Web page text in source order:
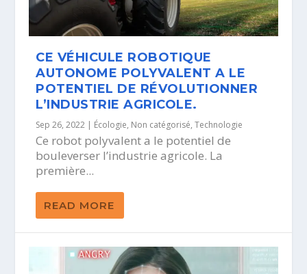
CE VÉHICULE ROBOTIQUE
AUTONOME POLYVALENT A LE
POTENTIEL DE RÉVOLUTIONNER
L’INDUSTRIE AGRICOLE.
Sep 26, 2022 | Écologie, Non catégorisé,Technologie
Ce robot polyvalent a le potentiel de
bouleverser l’industrie agricole. La
première...
READ MORE